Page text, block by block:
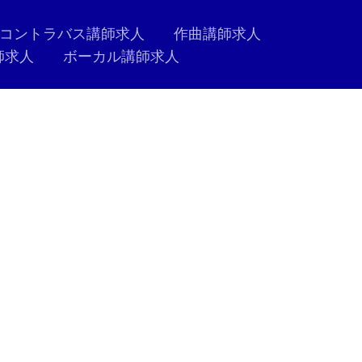
コントラバス講師求人
作曲講師求人
人 ボーカル講師求人